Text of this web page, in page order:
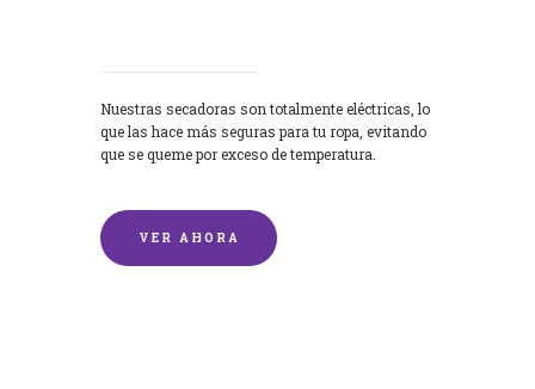
Nuestras secadoras son totalmente eléctricas, lo
que las hace más seguras para tu ropa, evitando
que se queme por exceso de temperatura.
VER AHORA